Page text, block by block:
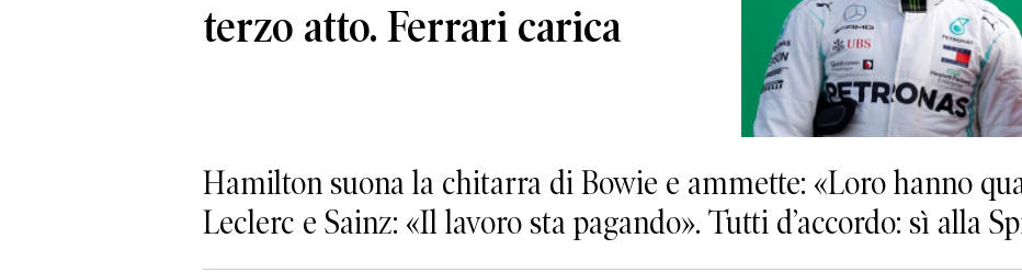
terzo atto. Ferrari carica
Hamilton suona la chitarra di Bowie e ammette: «Loro hanno
Leclerc e Sainz: «Il lavoro sta pagando». Tutti d’accordo: sì alla